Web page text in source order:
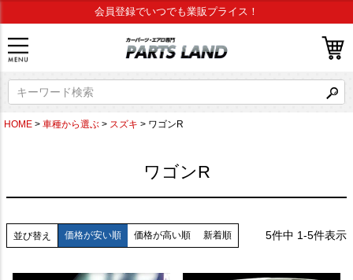
会員登録でいつでも業販プライス！
HOME 車種から選ぶ スズキ ワゴンR
ワゴンR
並び替え 価格が安い順 価格が高い順 新着順 5件中 1-5件表示